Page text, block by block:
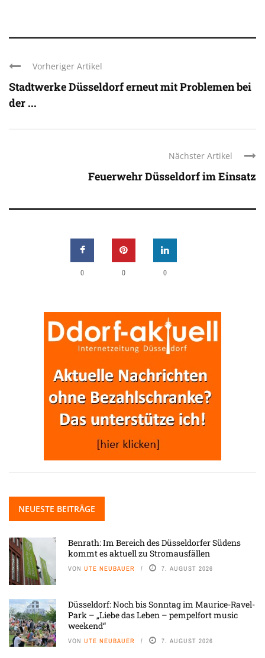
Vorheriger Artikel
Stadtwerke Düsseldorf erneut mit Problemen bei
der ...
Nächster Artikel
Feuerwehr Düsseldorf im Einsatz
0 0 0
NEUESTE BEITRÄGE
Benrath: Im Bereich des Düsseldorfer Südens
kommt es aktuell zu Stromausfällen
VON UTE NEUBAUER 7. AUGUST 2026
Düsseldorf: Noch bis Sonntag im Maurice-Ravel-
Park – „Liebe das Leben – pempelfort music
weekend“
VON UTE NEUBAUER 7. AUGUST 2026